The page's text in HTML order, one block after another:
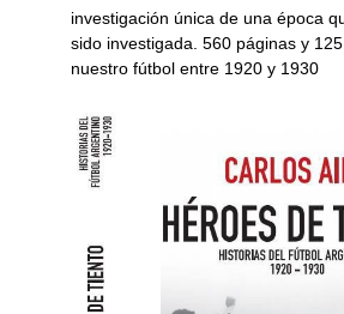
investigación única de una época
sido investigada. 560 páginas y
nuestro fútbol entre 1920 y 1930